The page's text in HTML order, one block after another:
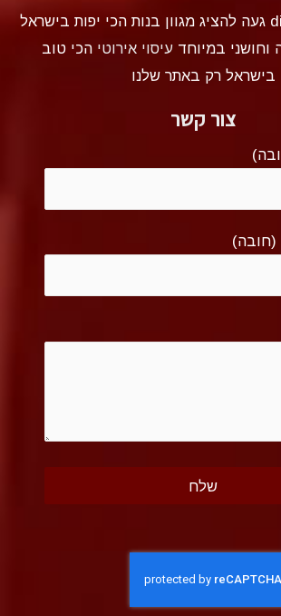
אתר discret-room געה להציג מגוון בנות הכי יפות בישראל
וחושני במיוחדעיסוי אירוטי הכי טוב
בישראל רק באתר שלנו
צור קשר
(חובה)